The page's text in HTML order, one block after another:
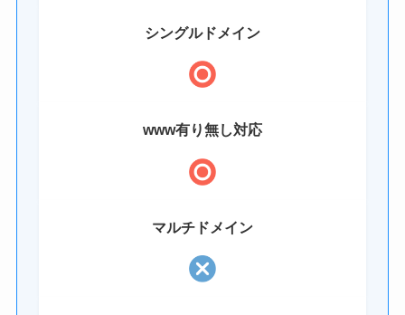
シングルドメイン
www有り無し対応
マルチドメイン